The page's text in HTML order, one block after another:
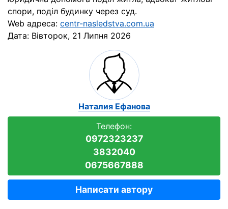
спори, поділ будинку через суд.
Web адреса: centr-nasledstva.com.ua
Дата: Вівторок, 21 Липня 2026
Наталия Ефанова
Телефон:
0972323237
3832040
0675667888
Написати автору